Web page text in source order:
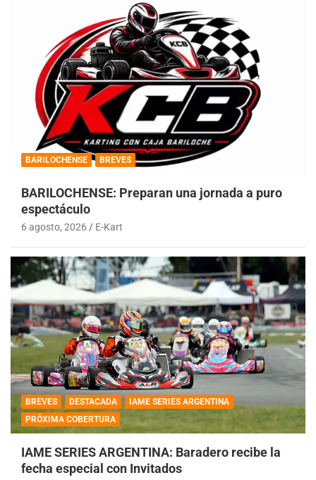
BARILOCHENSE BREVES
BARILOCHENSE: Preparan una jornada a puro
espectáculo
6 agosto, 2026 E-Kart
BREVES DESTACADA
IAME SERIES ARGENTINA
PRÓXIMA COBERTURA
IAME SERIES ARGENTINA: Baradero recibe la
fecha especial con Invitados